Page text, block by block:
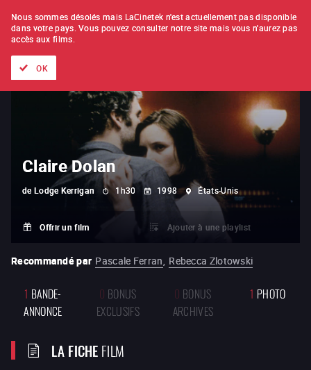
À L'UNITÉ ABONNEMENT
Claire Dolan
de Lodge Kerrigan 1h30 1998 États-Unis
Offrir un film Ajouter à une playlist
Recommandé par Pascale Ferran, Rebecca Zlotowski
1 BANDE-
ANNONCE
0 BONUS
EXCLUSIFS
0 BONUS
ARCHIVES
1 PHOTO
LA FICHEFILM
Nous sommes désolés mais LaCinetek n'est actuellement pas disponible
dans votre pays. Vous pouvez consulter notre site mais vous n'aurez pas
accès aux films.
OK